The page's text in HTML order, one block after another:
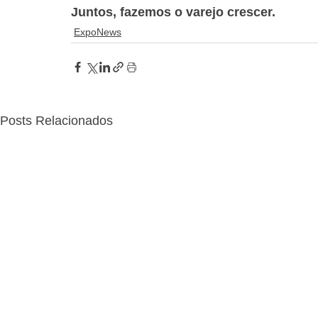
Juntos, fazemos o varejo crescer.
ExpoNews
Posts Relacionados